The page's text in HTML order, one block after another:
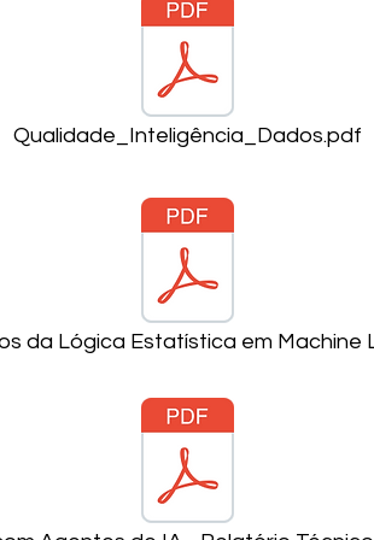
Qualidade_Inteligência_Dados.pdf
da Lógica Estatística em Machine